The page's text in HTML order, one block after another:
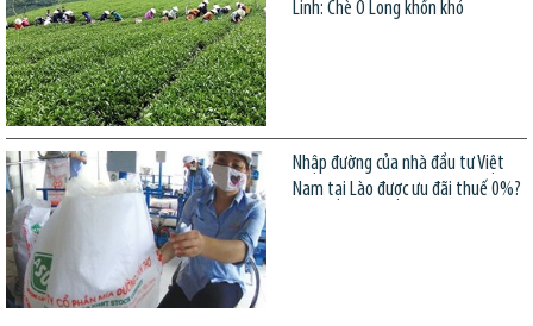
Linh: Chè Ô Long khốn khó
Nhập đường của nhà đầu tư Việt
Nam tại Lào được ưu đãi thuế 0%?